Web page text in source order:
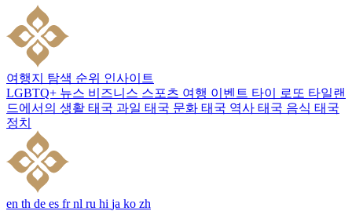
여행지 탐색 순위 인사이트
LGBTQ+ 뉴스 비즈니스 스포츠 여행 이벤트 타이 로또 타일랜
드에서의 생활 태국 과일 태국 문화 태국 역사 태국 음식 태국
정치
en th de es fr nl ru hi ja ko zh